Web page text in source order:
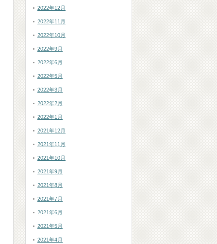
2022年12月
2022年11月
2022年10月
2022年9月
2022年6月
2022年5月
2022年3月
2022年2月
2022年1月
2021年12月
2021年11月
2021年10月
2021年9月
2021年8月
2021年7月
2021年6月
2021年5月
2021年4月